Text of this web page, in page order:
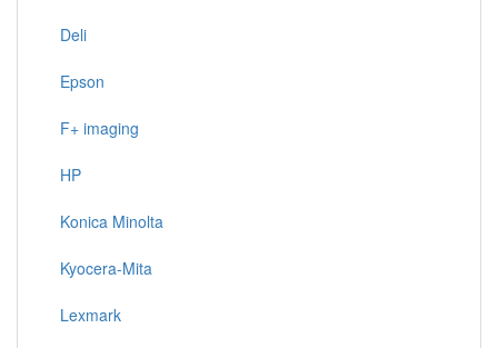
Deli
Epson
F+ imaging
HP
Konica Minolta
Kyocera-Mita
Lexmark